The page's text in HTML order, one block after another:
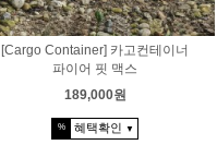
[Cargo Container] 카고컨테이너
파이어 핏 맥스
189,000원
% 혜택확인 ▼